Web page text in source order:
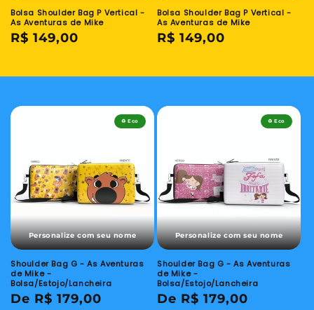
Bolsa Shoulder Bag P Vertical -
As Aventuras de Mike
Preço
R$ 149,00
Bolsa Shoulder Bag P Vertical -
As Aventuras de Mike
Preço
R$ 149,00
♻️ Eco
Personalize com seu nome
Shoulder Bag G - As Aventuras
de Mike -
Bolsa/Estojo/Lancheira
Preço
De R$ 179,00
♻️ Eco
Personalize com seu nome
Shoulder Bag G - As Aventuras
de Mike -
Bolsa/Estojo/Lancheira
Preço
De R$ 179,00